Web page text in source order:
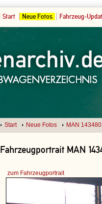
Start Neue Fotos Fahrzeug-
Start Neue Fotos MAN 143480
Fahrzeugportrait MAN
zum Fahrzeugportrait